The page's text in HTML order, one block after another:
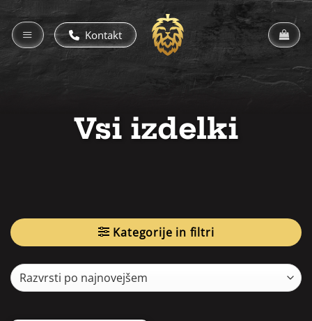
Skoči
na
vsebino
Kontakt
Vsi izdelki
Kategorije in filtri